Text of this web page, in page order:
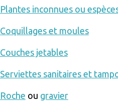
Plantes inconnues ou
Coquillages et moules
Couches jetables
Serviettes sanitaires et
Roche ou gravier